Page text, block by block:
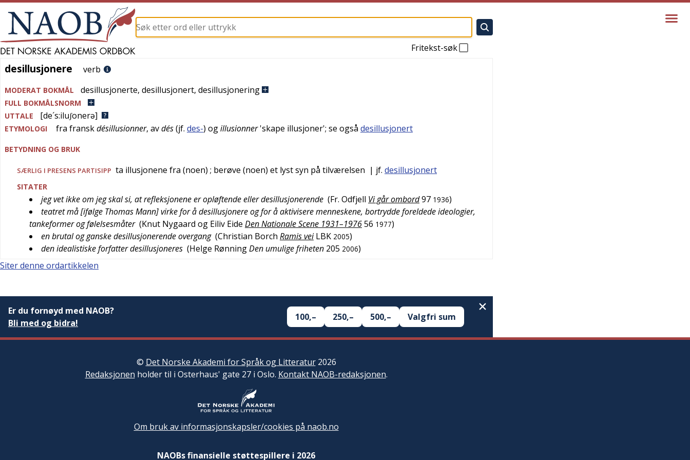
Fritekst-søk
desillusjonere
desillusjonere verb
MODERAT BOKMÅL desillusjonerte, desillusjonert, desillusjonering
FULL BOKMÅLSNORM
UTTALE
[de´s:iluʃonerə]
ETYMOLOGI fra franskdésillusionner, avdés(jf. des-) ogillusionner'skape illusjoner'; se også desillusjonert
BETYDNING OG BRUK
SÆRLIG I PRESENS PARTISIPP ta illusjonene fra (noen) ; berøve (noen) et lyst syn på tilværelsen | jf. desillusjonert
SITATER
jeg vet ikke om jeg skal si, at refleksjonene er opløftende eller desillusjonerende (Fr. Odfjell Vi går ombord97 1936)
teatret må [ifølge Thomas Mann] virke for å desillusjonere og for å aktivisere menneskene, bortrydde foreldede ideologier,
tankeformer og følelsesmåter (Knut Nygaard og Eiliv Eide Den Nationale Scene 1931–197656 1977)
en brutal og ganske desillusjonerende overgang (Christian Borch Ramis vei LBK 2005)
den idealistiske forfatter desillusjoneres (Helge RønningDen umulige friheten 205 2006)
Siter denne ordartikkelen
Er du fornøyd med NAOB?
Bli med og bidra!
100,– 250,– 500,– Valgfri sum
© Det Norske Akademi for Språk og Litteratur2026
Redaksjonen holder til i Osterhaus' gate 27 i Oslo. Kontakt NAOB-redaksjonen.
Om bruk av informasjonskapsler/cookies på naob.no
NAOBs finansielle støttespillere i 2026